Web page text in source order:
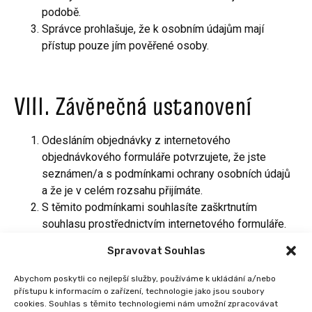
Spravovat Souhlas
Abychom poskytli co nejlepší služby, používáme k ukládání a/nebo
přístupu k informacím o zařízení, technologie jako jsou soubory
cookies. Souhlas s těmito technologiemi nám umožní zpracovávat
podobě.
Správce prohlašuje, že k osobním údajům mají
přístup pouze jím pověřené osoby.
VIII. Závěrečná ustanovení
Odesláním objednávky z internetového
objednávkového formuláře potvrzujete, že jste
seznámen/a s podmínkami ochrany osobních údajů
a že je v celém rozsahu přijímáte.
S těmito podmínkami souhlasíte zaškrtnutím
souhlasu prostřednictvím internetového formuláře.
seznámen/a s podmínkami ochrany osobních údajů
a že je v celém rozsahu přijímáte.
Správce je oprávněn tyto podmínky změnit. Novou
verzi podmínek ochrany osobních údajů zveřejní na